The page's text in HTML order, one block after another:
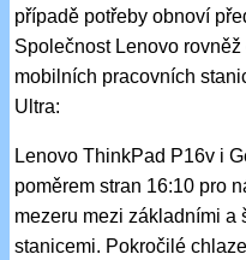
případě potřeby obnoví
Společnost Lenovo
mobilních pracovních
Ultra:
Lenovo ThinkPad P16v i
poměrem stran 16:10 pro
mezeru mezi základními a
stanicemi. Pokročilé